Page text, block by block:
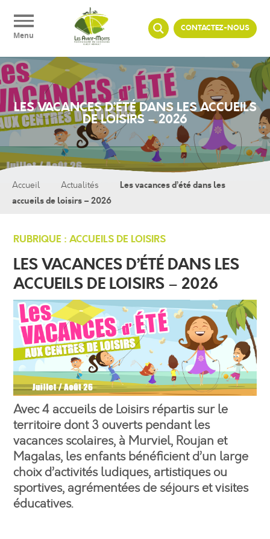
Menu
CONTACTEZ-NOUS
LES VACANCES D’ÉTÉ DANS LES ACCUEILS
DE LOISIRS – 2026
Accueil Actualités
Les vacances d’été dans les
accueils de loisirs – 2026
RUBRIQUE : ACCUEILS DE LOISIRS
LES VACANCES D’ÉTÉ DANS LES
ACCUEILS DE LOISIRS – 2026
Avec 4 accueils de Loisirs répartis sur le
territoire dont 3 ouverts pendant les
vacances scolaires, à Murviel, Roujan et
Magalas, les enfants bénéficient d’un large
choix d’activités ludiques, artistiques ou
sportives, agrémentées de séjours et visites
éducatives.
Panneau de gestion des cookies